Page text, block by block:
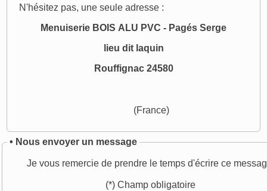
N'hésitez pas, une seule adresse :
Menuiserie BOIS ALU PVC - Pagés Serge
lieu dit laquin
Rouffignac 24580
(France)
• Nous envoyer un message
Je vous remercie de prendre le temps d'écrire ce
(*) Champ obligatoire